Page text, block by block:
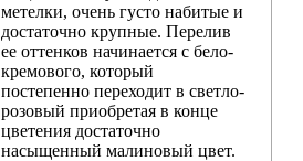
метелки, очень густо набитые и
достаточно крупные. Перелив
ее оттенков начинается с бело-
кремового, который
постепенно переходит в светло-
розовый приобретая в конце
цветения достаточно
насыщенный малиновый цвет.